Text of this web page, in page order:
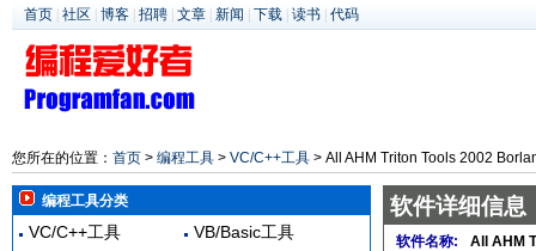
首页 社区 博客 招聘 文章 新闻 下载 读书 代码
您所在的位置： 首页 > 编程工具 > VC/C++工具 > All AHM Triton Tools 2002
编程工具分类
VC/C++工具
VB/Basic工具
软件详细信息
软件名称: All AHM